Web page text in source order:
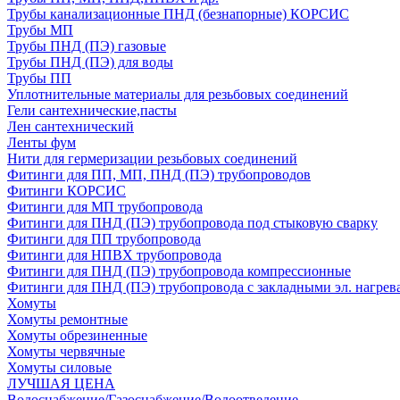
Трубы канализационные ПНД (безнапорные) КОРСИС
Трубы МП
Трубы ПНД (ПЭ) газовые
Трубы ПНД (ПЭ) для воды
Трубы ПП
Уплотнительные материалы для резьбовых соединений
Гели сантехнические,пасты
Лен сантехнический
Ленты фум
Нити для гермеризации резьбовых соединений
Фитинги для ПП, МП, ПНД (ПЭ) трубопроводов
Фитинги КОРСИС
Фитинги для МП трубопровода
Фитинги для ПНД (ПЭ) трубопровода под стыковую сварку
Фитинги для ПП трубопровода
Фитинги для НПВХ трубопровода
Фитинги для ПНД (ПЭ) трубопровода компрессионные
Фитинги для ПНД (ПЭ) трубопровода с закладными эл.
Хомуты
Хомуты ремонтные
Хомуты обрезиненные
Хомуты червячные
Хомуты силовые
ЛУЧШАЯ ЦЕНА